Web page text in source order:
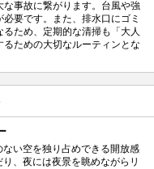
事故に繋がります。台風や強
要です。また、排水口にゴミ
ため、定期的な清掃も「大人
ための大切なルーティンとな
い空を独り占めできる開放感
、夜には夜景を眺めながらリ